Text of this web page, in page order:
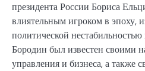
президента России Бориса
влиятельным игроком в эпоху,
политической нестабильностью
Бородин был известен своими
управления и бизнеса, а